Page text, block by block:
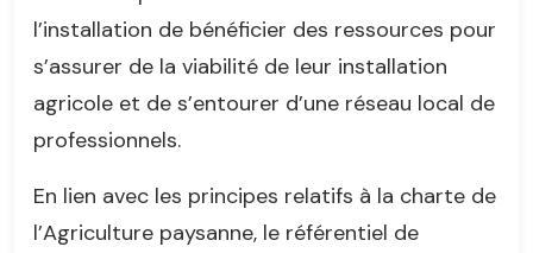
l’installation de bénéficier des ressources pour
s’assurer de la viabilité de leur installation
agricole et de s’entourer d’une réseau local de
professionnels.
En lien avec les principes relatifs à la charte de
l’Agriculture paysanne, le référentiel de